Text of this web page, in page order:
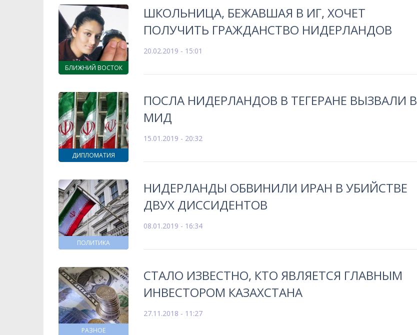
БЛИЖНИЙ ВОСТОК
ШКОЛЬНИЦА, БЕЖАВШАЯ В ИГ, ХОЧЕТ
ПОЛУЧИТЬ ГРАЖДАНСТВО НИДЕРЛАНДОВ
20.02.2019 - 15:01
ДИПЛОМАТИЯ
ПОСЛА НИДЕРЛАНДОВ В ТЕГЕРАНЕ ВЫЗВАЛИ В
МИД
15.01.2019 - 20:32
ПОЛИТИКА
НИДЕРЛАНДЫ ОБВИНИЛИ ИРАН В УБИЙСТВЕ
ДВУХ ДИССИДЕНТОВ
08.01.2019 - 16:34
РАЗНОЕ
СТАЛО ИЗВЕСТНО, КТО ЯВЛЯЕТСЯ ГЛАВНЫМ
ИНВЕСТОРОМ КАЗАХСТАНА
27.11.2018 - 11:27